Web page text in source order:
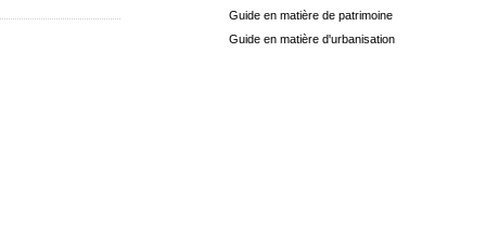
Guide en matière de patrimoine
Guide en matière d'urbanisation